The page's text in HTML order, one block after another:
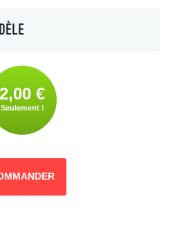
2,00 €
Seulement !